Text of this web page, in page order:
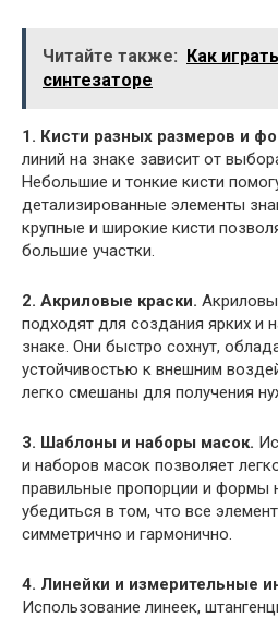
Читайте также: Как
синтезаторе
1. Кисти разных размеров и
линий на знаке зависит от
Небольшие и тонкие кисти
детализированные элементы
крупные и широкие кисти
большие участки.
2. Акриловые краски.
подходят для создания ярких и
знаке. Они быстро сохнут,
устойчивостью к внешним
легко смешаны для получения
3. Шаблоны и наборы масок.
и наборов масок позволяет
правильные пропорции и формы
убедиться в том, что все
симметрично и гармонично.
4. Линейки и измерительные
Использование линеек,